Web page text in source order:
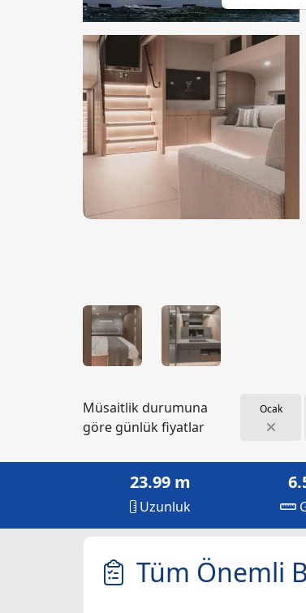
Müsaitlik durumuna
göre günlük fiyatlar
Ocak
23.99 m
Uzunluk
Tüm Önemli